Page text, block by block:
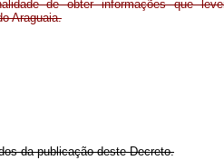
de obter informações que
Araguaia.
da publicação deste Decreto.